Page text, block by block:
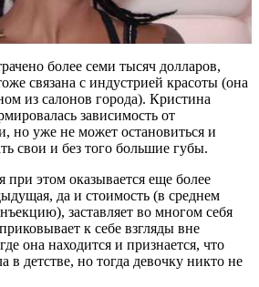
более семи тысяч долларов,
связана с индустрией красоты (она
из салонов города). Кристина
зависимость от
но уже не может остановиться и
свои и без того большие губы.
при этом оказывается еще более
да и стоимость (в среднем
заставляет во многом себя
к себе взгляды вне
она находится и признается, что
в детстве, но тогда девочку никто не